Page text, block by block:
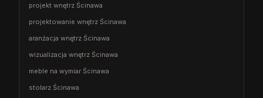
projekt wnętrz Ścinawa
projektowanie wnętrz Ścinawa
aranżacja wnętrz Ścinawa
wizualizacja wnętrz Ścinawa
meble na wymiar Ścinawa
stolarz Ścinawa